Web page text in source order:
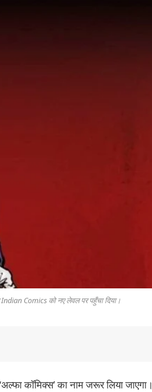
Comics को नए लेवल पर पहुँचा दिया।
कॉमिक्स’ का नाम जरूर लिया जाएगा।